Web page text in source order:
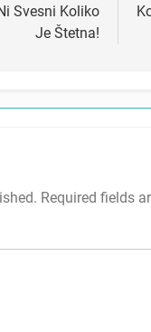
Svesni Koliko
Je Štetna!
Required fields